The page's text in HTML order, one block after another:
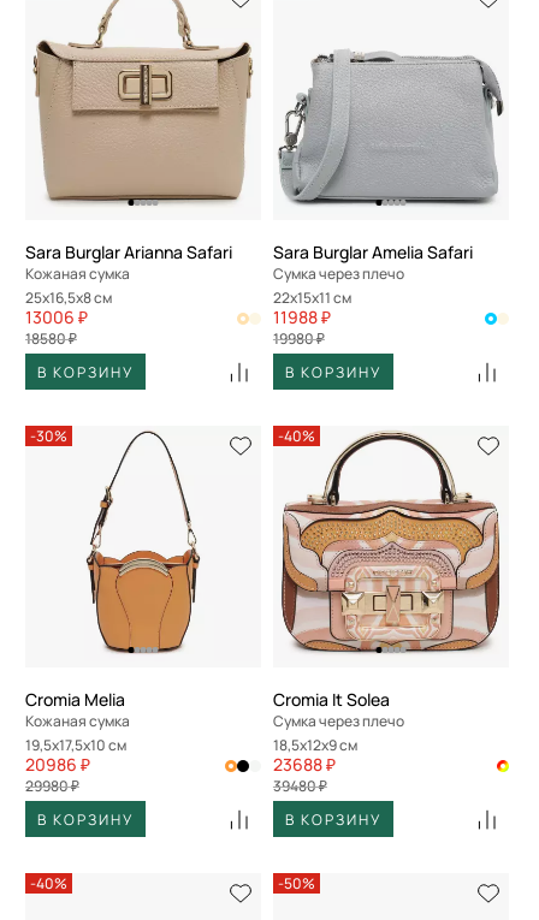
Sara Burglar Arianna Safari
Кожаная сумка
25x16,5x8 см
13006 ₽
18580 ₽
В КОРЗИНУ
Sara Burglar Amelia Safari
Сумка через плечо
22x15x11 см
11988 ₽
19980 ₽
В КОРЗИНУ
-30%
Cromia Melia
Кожаная сумка
19,5x17,5x10 см
20986 ₽
29980 ₽
В КОРЗИНУ
-40%
Cromia It Solea
Сумка через плечо
18,5x12x9 см
23688 ₽
39480 ₽
В КОРЗИНУ
-40% -50%